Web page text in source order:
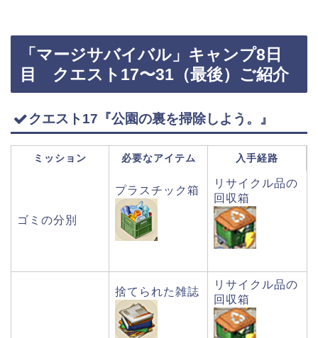
「マージサバイバル」キャンプ8日
目 クエスト17〜31（最後）ご紹介
クエスト17『公園の裏を掃除しよう。』
ミッション 必要なアイテム 入手経路
ゴミの分別
プラスチック箱
リサイクル品の
回収箱
捨てられた雑誌
リサイクル品の
回収箱